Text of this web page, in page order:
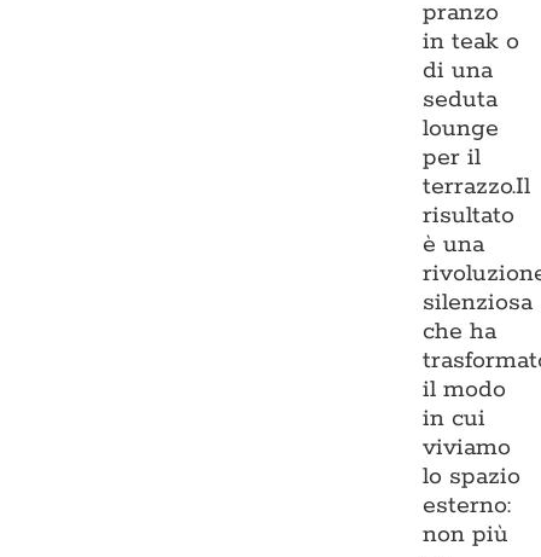
pranzo
in teak o
di una
seduta
lounge
per il
terrazzo.Il
risultato
è una
silenziosa
che ha
il modo
in cui
viviamo
lo spazio
esterno:
non più